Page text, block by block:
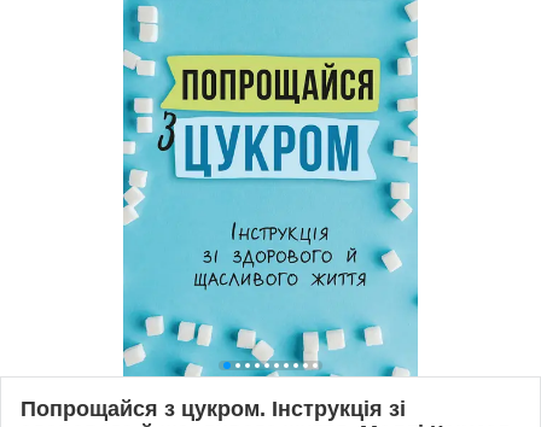
Попрощайся з цукром. Інструкція зі